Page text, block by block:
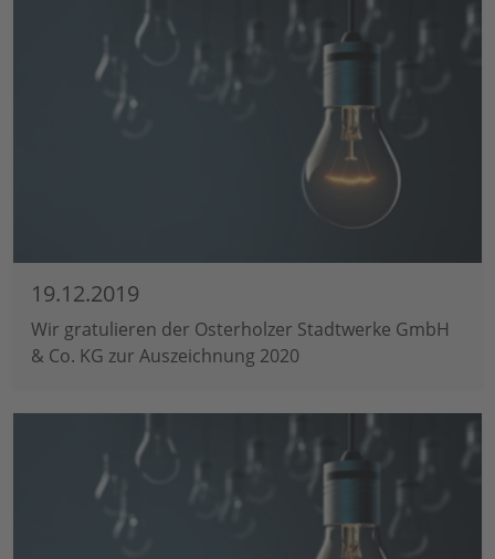
19.12.2019
Wir gratulieren der Osterholzer Stadtwerke GmbH
& Co. KG zur Auszeichnung 2020